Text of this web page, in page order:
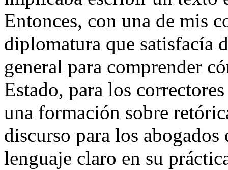
Entonces, con una de mis
diplomatura que satisfacía
general para comprender
Estado, para los
una formación sobre
discurso para los
lenguaje claro en su